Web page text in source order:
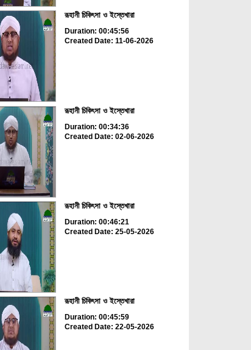
রূহানী চিকিৎসা ও ইস্তেখারা
Duration: 00:45:56
Created Date: 11-06-2026
রূহানী চিকিৎসা ও ইস্তেখারা
Duration: 00:34:36
Created Date: 02-06-2026
রূহানী চিকিৎসা ও ইস্তেখারা
Duration: 00:46:21
Created Date: 25-05-2026
রূহানী চিকিৎসা ও ইস্তেখারা
Duration: 00:45:59
Created Date: 22-05-2026